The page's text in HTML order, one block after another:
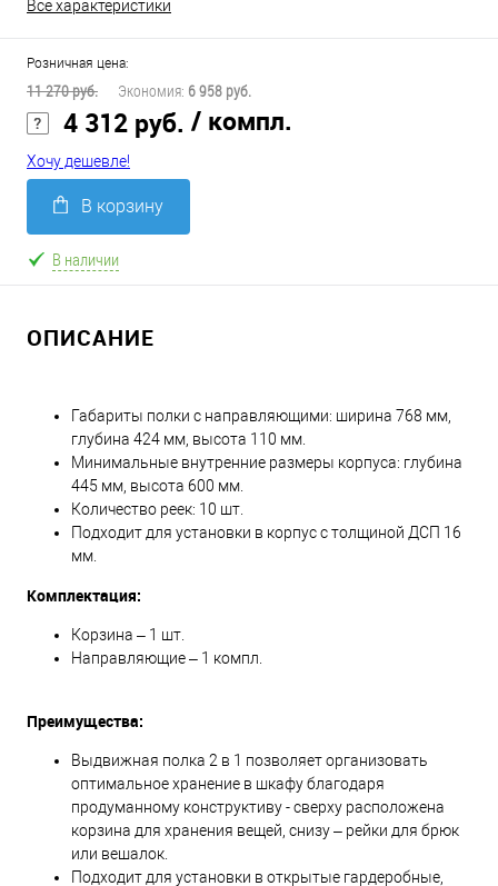
Все характеристики
Розничная цена:
11 270 руб. Экономия: 6 958 руб.
4 312 руб. / компл.
Хочу дешевле!
В корзину
В наличии
ОПИСАНИЕ
Габариты полки с направляющими: ширина 768 мм,
глубина 424 мм, высота 110 мм.
Минимальные внутренние размеры корпуса: глубина
445 мм, высота 600 мм.
Количество реек: 10 шт.
Подходит для установки в корпус с толщиной ДСП 16
мм.
Комплектация:
Корзина – 1 шт.
Направляющие – 1 компл.
Преимущества:
Выдвижная полка 2 в 1 позволяет организовать
оптимальное хранение в шкафу благодаря
продуманному конструктиву - сверху расположена
корзина для хранения вещей, снизу – рейки для брюк
или вешалок.
Подходит для установки в открытые гардеробные,